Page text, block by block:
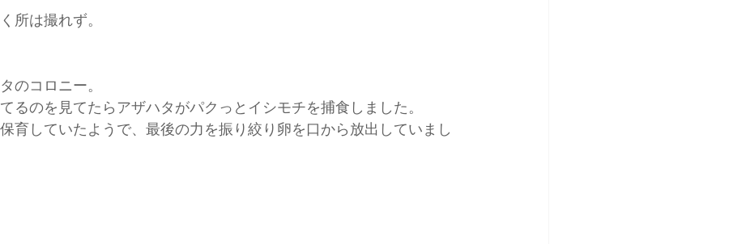
所は撮れず。
のコロニー。
るのを見てたらアザハタがパクっとイシモチを捕食しました。
育していたようで、最後の力を振り絞り卵を口から放出していまし